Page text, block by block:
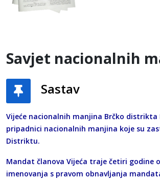
Savjet nacionalnih
Sastav
Vijeće nacionalnih manjina Brčko distrikta
pripadnici nacionalnih manjina koje su
Distriktu.
Mandat članova Vijeća traje četiri godine
imenovanja s pravom obnavljanja